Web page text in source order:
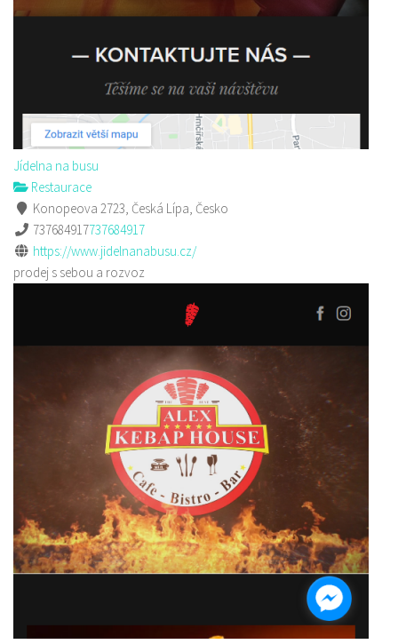
Jídelna na busu
Restaurace
Konopeova 2723, Česká Lípa, Česko
737684917737684917
https://www.jidelnanabusu.cz/
prodej s sebou a rozvoz